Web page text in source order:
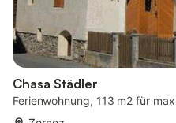
Chasa Städler
Ferienwohnung, 113 m2 für